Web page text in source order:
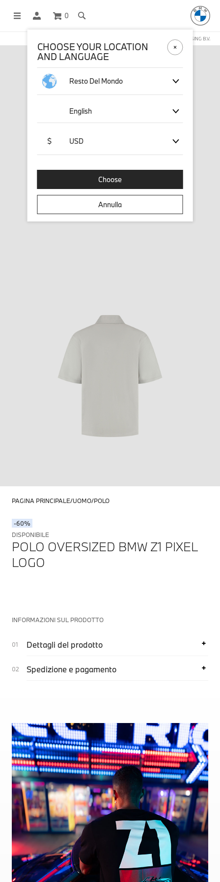
0
NEGOZIO ONLINE GESTITO DA STICHD SPORTMERCHANDISING B.V.
PAGINA PRINCIPALE UOMO POLO
-60%
DISPONIBILE
POLO OVERSIZED BMW Z1 PIXEL
LOGO
INFORMAZIONI SUL PRODOTTO
Dettagli del prodotto
Spedizione e pagamento
CHOOSE YOUR LOCATION
AND LANGUAGE
Resto Del Mondo
English
$ USD
Choose
Annulla